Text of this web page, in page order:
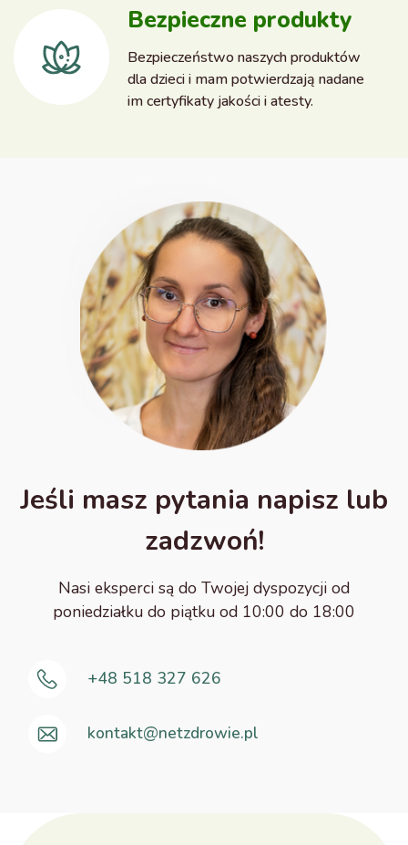
Bezpieczne produkty
Bezpieczeństwo naszych produktów
dla dzieci i mam potwierdzają nadane
im certyfikaty jakości i atesty.
Jeśli masz pytania napisz lub
zadzwoń!
Nasi eksperci są do Twojej dyspozycji od
poniedziałku do piątku od 10:00 do 18:00
+48 518 327 626
kontakt@netzdrowie.pl